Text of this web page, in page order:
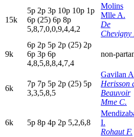
15k
5p 2p 3p 10p 10p 1p
6p (25) 6p 8p
5,8,7,0,0,9,4,4,2
Molins
Mlle A.
De
Chevigny
9k
6p 2p 5p 2p (25) 2p
6p 3p 6p
4,8,5,8,8,4,7,4
non-
6k
7p 7p 5p 2p (25) 5p
3,3,5,8,5
Gavilan
Herisson
Beauvoir
Mme C.
6k 5p 8p 4p 2p 5,2,6,8
I.
Rohaut F.